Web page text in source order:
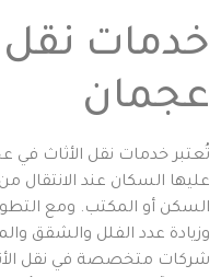
خدمات نقل
عجمان
تُعتبر خدمات نقل الأثاث في
عليها السكان عند الانتقال
السكن أو المكتب. ومع
وزيادة عدد الفلل والشقق
شركات متخصصة في نقل